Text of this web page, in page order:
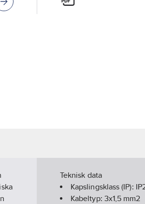
Teknisk data
Kapslingsklass (IP):
Kabeltyp: 3x1,5 mm2